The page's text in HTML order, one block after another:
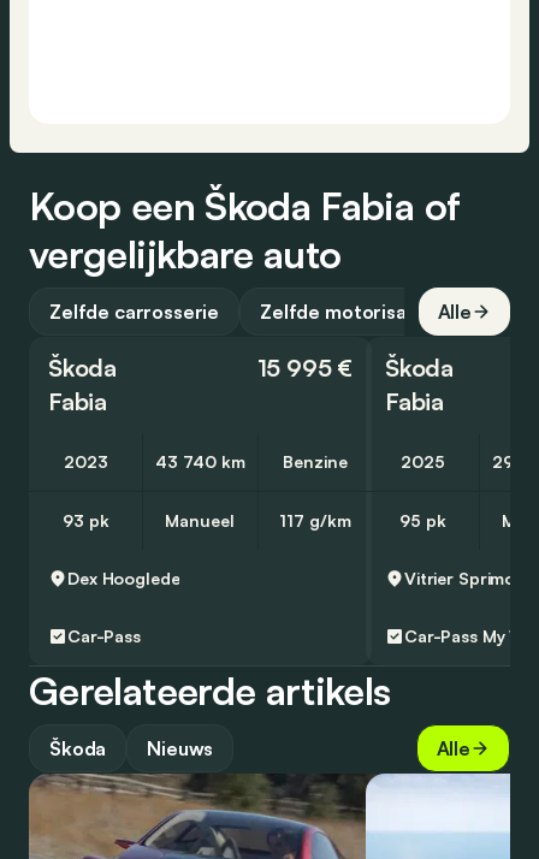
Koop een Škoda Fabia of
vergelijkbare auto
Zelfde carrosserie Zelfde motorisatie Alle
Škoda
Fabia
15 995 €
2023 43 740 km Benzine
93 pk Manueel 117 g/km
Dex Hooglede
Car-Pass
Škoda
Fabia
2025 29
95 pk
Vitrier Sprimont
Car-Pass My
Gerelateerde artikels
Škoda Nieuws Alle